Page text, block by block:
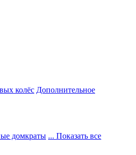
колёс Дополнительное
домкраты ... Показать все